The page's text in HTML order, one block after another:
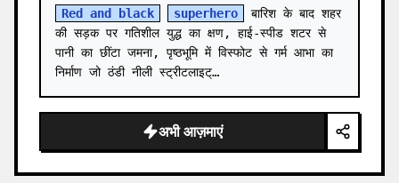
Red and black superhero
बारिश के बाद शहर
की सड़क पर गतिशील युद्ध का क्षण, हाई-स्पीड शटर से
पानी का छींटा जमना, पृष्ठभूमि में विस्फोट से गर्म आभा का
निर्माण जो ठंडी नीली स्ट्रीटलाइट्…
अभी आज़माएं